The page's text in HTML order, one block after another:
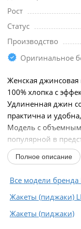
Рост
Статус
Производство
Оригинальное
Женская джинсовая
100% хлопка с
Удлиненная джин
практична и
Модель с
популярной в
центральная...
Полное описание
Все модели бренда
Жакеты (пиджаки)
Жакеты (пиджаки)